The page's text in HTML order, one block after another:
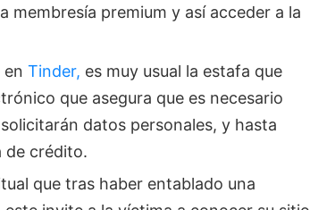
membresía premium y así acceder a la
en Tinder, es muy usual la estafa que
que asegura que es necesario
datos personales, y hasta
de crédito.
que tras haber entablado una